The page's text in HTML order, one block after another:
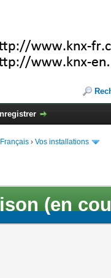
Français › Vos installations
(en